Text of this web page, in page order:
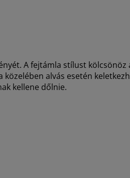
A fejtámla stílust kölcsönöz
alvás esetén
kellene dőlnie.